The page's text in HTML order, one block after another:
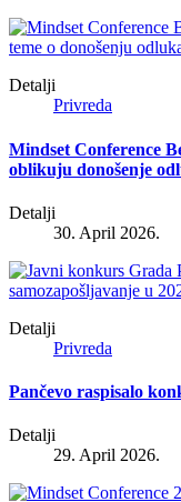
Detalji
Privreda
Mindset Conference
oblikuju donošenje
Detalji
30. April 2026.
Detalji
Privreda
Pančevo raspisalo
Detalji
29. April 2026.